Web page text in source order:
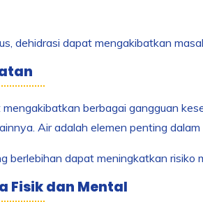
dehidrasi dapat mengakibatkan
berbagai gangguan
Air adalah elemen penting
berlebihan dapat meningkatkan risiko
Fisik dan Mental